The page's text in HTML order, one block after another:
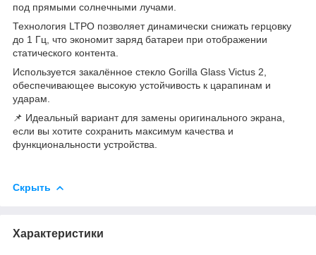
под прямыми солнечными лучами.
Технология LTPO позволяет динамически снижать герцовку
до 1 Гц, что экономит заряд батареи при отображении
статического контента.
Используется закалённое стекло Gorilla Glass Victus 2,
обеспечивающее высокую устойчивость к царапинам и
ударам.
📌 Идеальный вариант для замены оригинального экрана,
если вы хотите сохранить максимум качества и
функциональности устройства.
Скрыть
Характеристики